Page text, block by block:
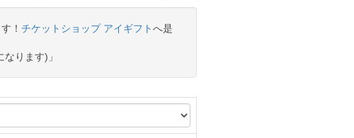
！ チケットショップ アイギフトへ是
ります)」